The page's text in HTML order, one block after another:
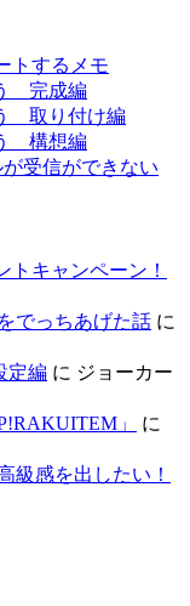
トするメモ
完成編
取り付け編
構想編
受信ができない
トキャンペーン！
でっちあげた話 に
定編 に ジョーカー
」
に
級感を出したい！